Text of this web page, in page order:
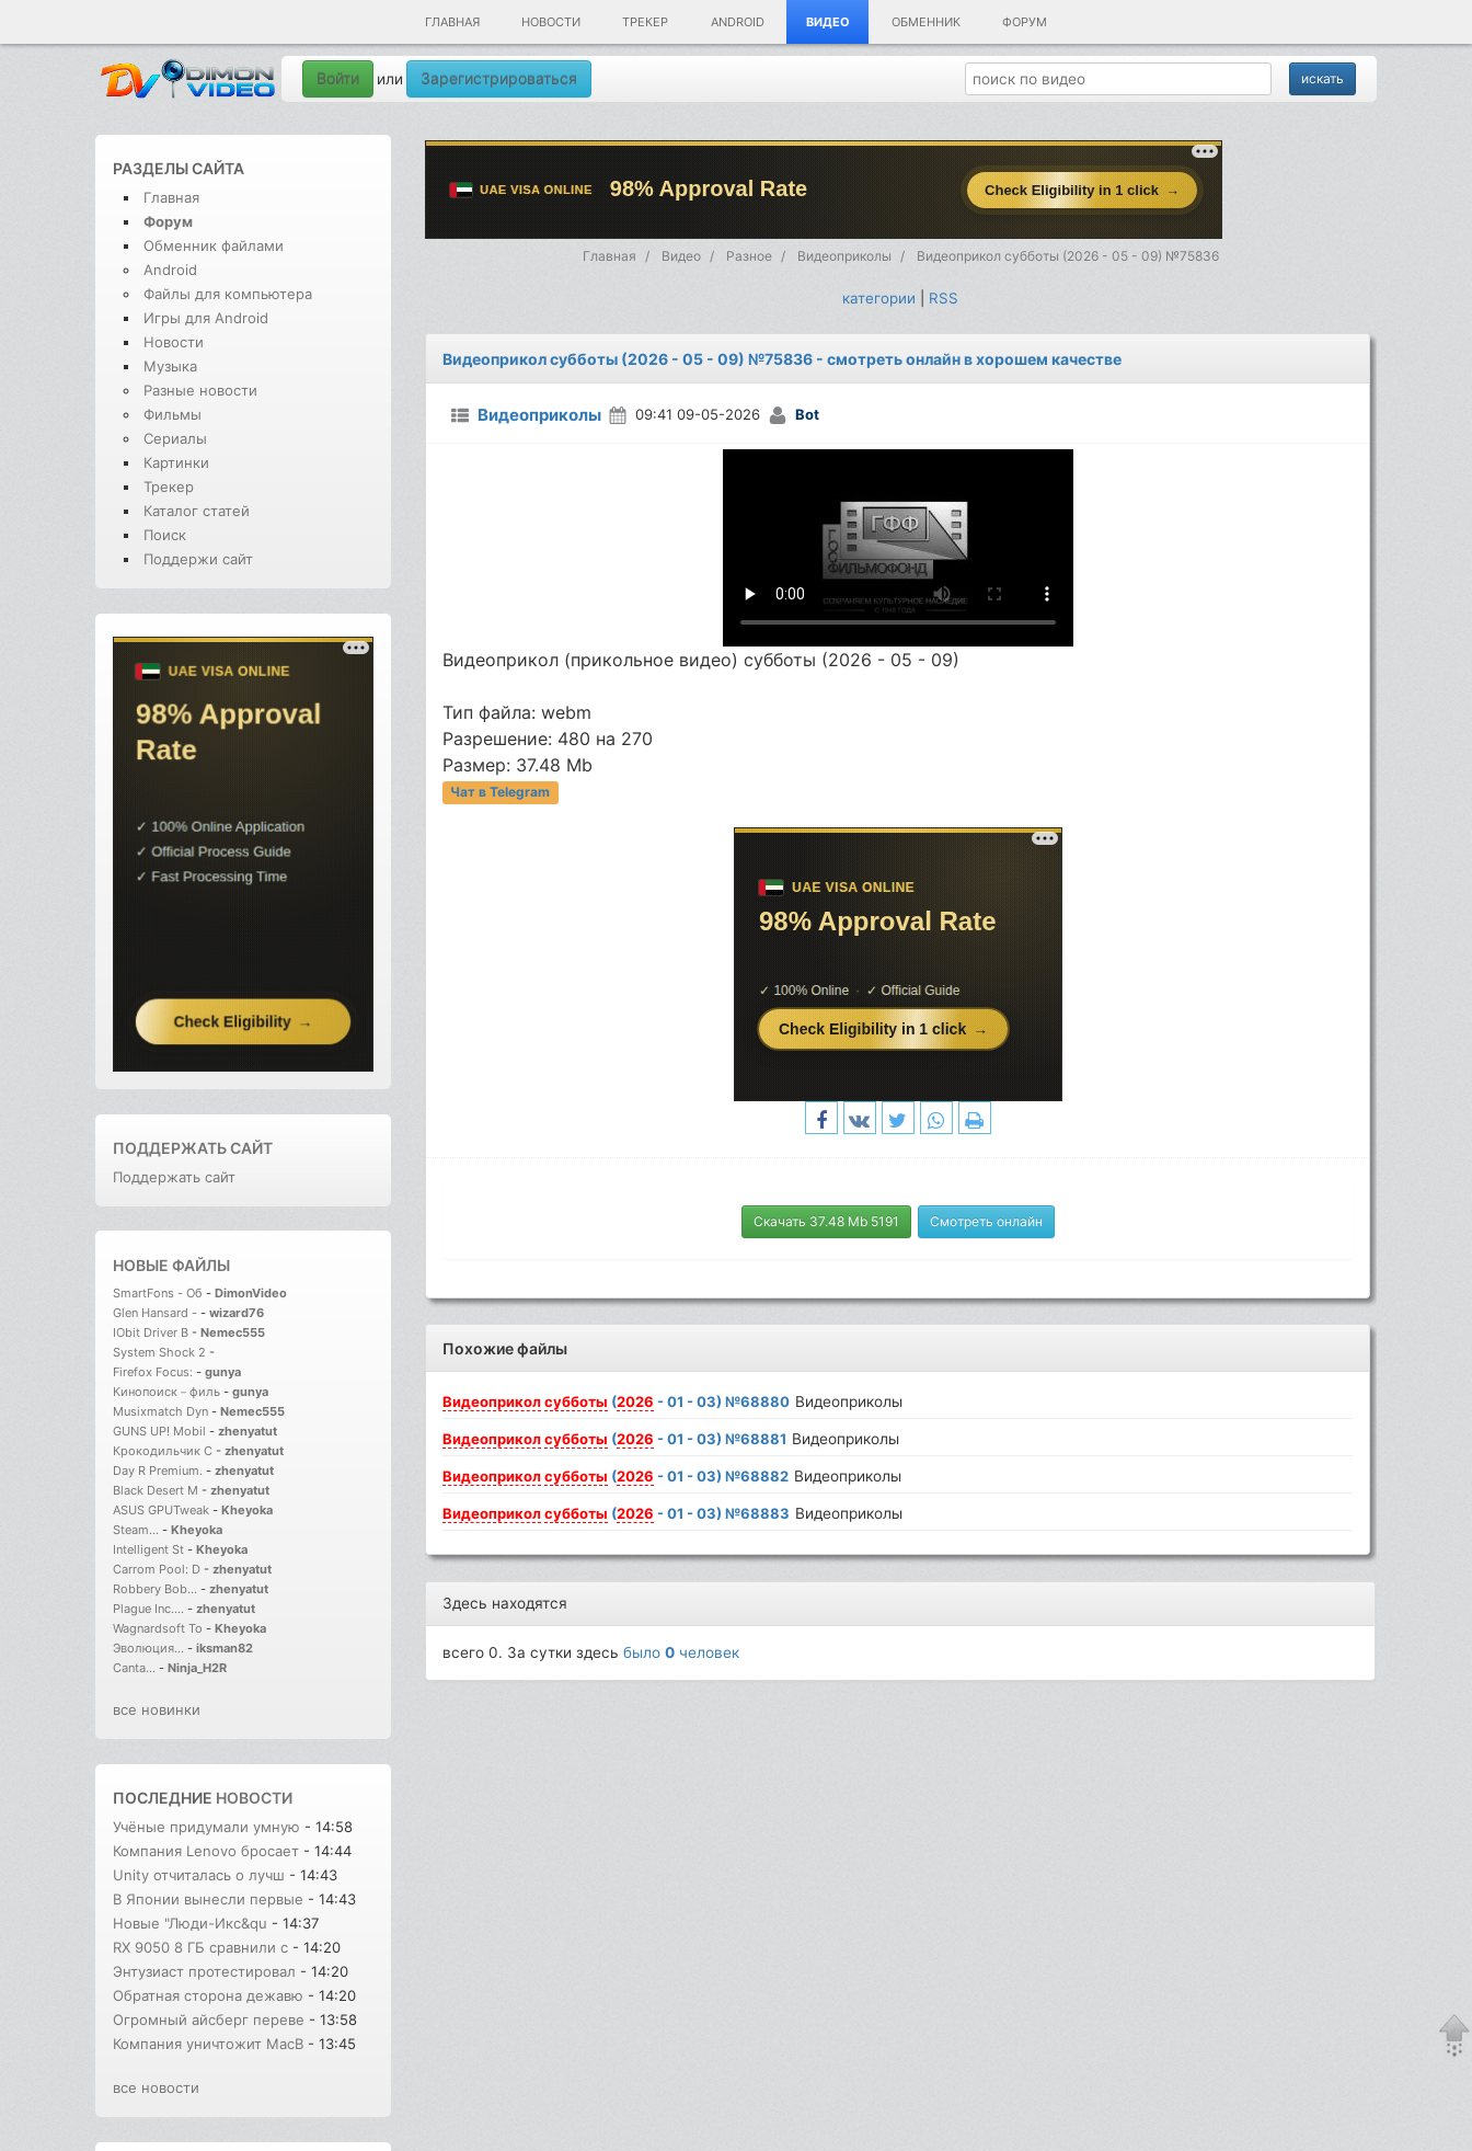
ГЛАВНАЯ НОВОСТИ ТРЕКЕР ANDROID ВИДЕО ОБМЕННИК ФОРУМ
Войти или Зарегистрироваться
РАЗДЕЛЫ САЙТА
Главная
Форум
Обменник файлами
Android
Файлы для компьютера
Игры для Android
Новости
Музыка
Разные новости
Фильмы
Сериалы
Картинки
Трекер
Каталог статей
Поиск
Поддержи сайт
ПОДДЕРЖАТЬ САЙТ
Поддержать сайт
НОВЫЕ ФАЙЛЫ
SmartFons - Об - DimonVideo
Glen Hansard - - wizard76
IObit Driver B - Nemec555
System Shock 2 -
Firefox Focus: - gunya
Кинопоиск－филь - gunya
Musixmatch Dyn - Nemec555
GUNS UP! Mobil - zhenyatut
Крокодильчик С - zhenyatut
Day R Premium. - zhenyatut
Black Desert M - zhenyatut
ASUS GPUTweak - Kheyoka
Steam... - Kheyoka
Intelligent St - Kheyoka
Carrom Pool: D - zhenyatut
Robbery Bob... - zhenyatut
Plague Inc.... - zhenyatut
Wagnardsoft To - Kheyoka
Эволюция... - iksman82
Canta... - Ninja_H2R
все новинки
ПОСЛЕДНИЕ НОВОСТИ
Учёные придумали умную - 14:58
Компания Lenovo бросает - 14:44
Unity отчиталась о лучш - 14:43
В Японии вынесли первые - 14:43
Новые "Люди-Икс&qu - 14:37
RX 9050 8 ГБ сравнили с - 14:20
Энтузиаст протестировал - 14:20
Обратная сторона дежавю - 14:20
Огромный айсберг переве - 13:58
Компания уничтожит MacB - 13:45
все новости
Главная Видео Разное Видеоприколы Видеоприкол субботы (2026 - 05 - 09) №75836
категории RSS
Видеоприкол субботы (2026 - 05 - 09) №75836 - смотреть онлайн в хорошем качестве
Видеоприколы 09:41 09-05-2026 Bot
Видеоприкол (прикольное видео) субботы (2026 - 05 - 09)
Тип файла: webm
Разрешение: 480 на 270
Размер: 37.48 Mb
Чат в Telegram
Скачать 37.48 Mb 5191 Смотреть онлайн
Похожие файлы
Видеоприколсубботы (2026 - 01 - 03) №68880 Видеоприколы
Видеоприколсубботы (2026 - 01 - 03) №68881 Видеоприколы
Видеоприколсубботы (2026 - 01 - 03) №68882 Видеоприколы
Видеоприколсубботы (2026 - 01 - 03) №68883 Видеоприколы
Здесь находятся
всего 0. За сутки здесьбыло0 человек